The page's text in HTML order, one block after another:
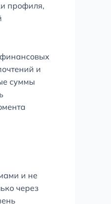
профиля,
и
суммы
и не
через